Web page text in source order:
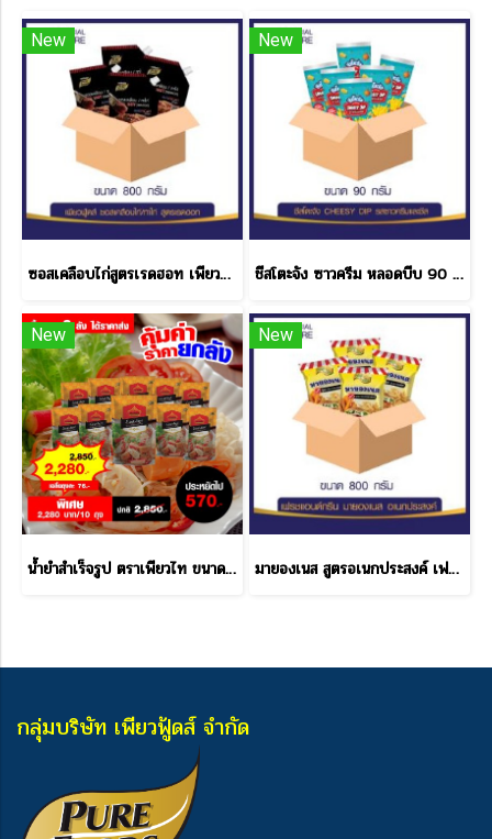
New
ซอสเคลือบไก่สูตรเรดฮอท เพียวฟู้ดส์ 800 กรัม ราคาส่ง
New
ชีสโตะจัง ซาวครีม หลอดบีบ 90 กรัม ราคาส่ง
New
น้ำยำสำเร็จรูป ตราเพียวไท ขนาด 850 กรัม ราคาส่ง
New
มายองเนส สูตรอเนกประสงค์ เฟรช & กรีน 10 ลัง แถม 2 ลัง
กลุ่มบริษัท เพียวฟู้ดส์ จำกัด